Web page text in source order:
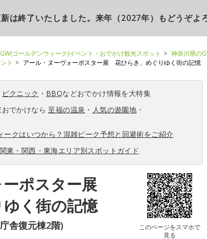
は終了いたしました。来年（2027年）もどうぞよ
ゴールデンウィーク)イベント・おでかけ観光スポット
神奈川県の
ト
アール・ヌーヴォーポスター展 花ひらき、めぐりゆく街の記憶
ピクニック ・ BBQなどおでかけ情報を大特集
おでかけなら至福の温泉 ・ 人気の遊園地 ・
ークはいつから？混雑ピーク予想と回避術をご紹介
東・関西・東海エリア別スポットガイド
ーポスター展
く街の記憶
舎復元棟2階)
このページをスマホで
見る